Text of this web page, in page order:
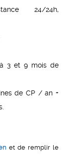
24/24h,
3 et 9 mois de
de CP / an +
et de remplir le